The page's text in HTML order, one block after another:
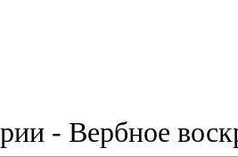
- Вербное